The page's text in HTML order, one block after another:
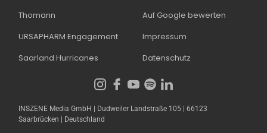
Thomann
URSAPHARM Engagement
Saarland Hurricanes
Auf Google bewerten
Impressum
Datenschutz
INSZENE Media GmbH | Dudweiler Landstraße 105 | 66123
Saarbrücken | Deutschland